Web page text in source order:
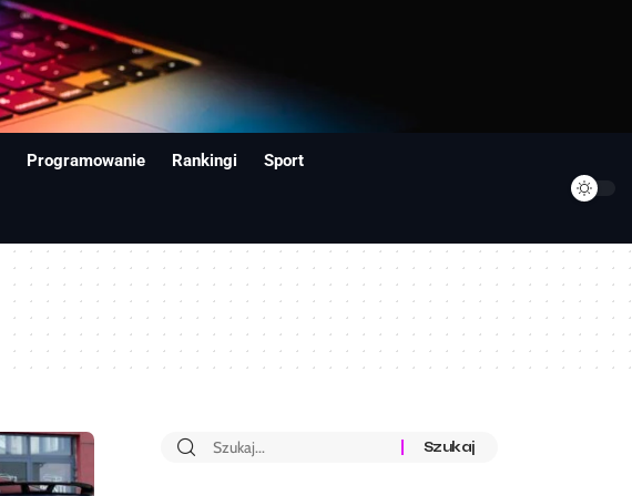
Programowanie Rankingi Sport